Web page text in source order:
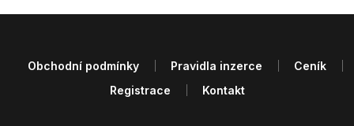
Obchodní podmínky Pravidla inzerce
Ceník
Registrace
Kontakt